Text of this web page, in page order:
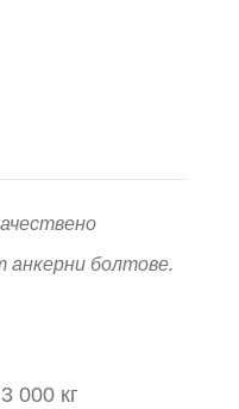
анкерни болтове.
000 кг